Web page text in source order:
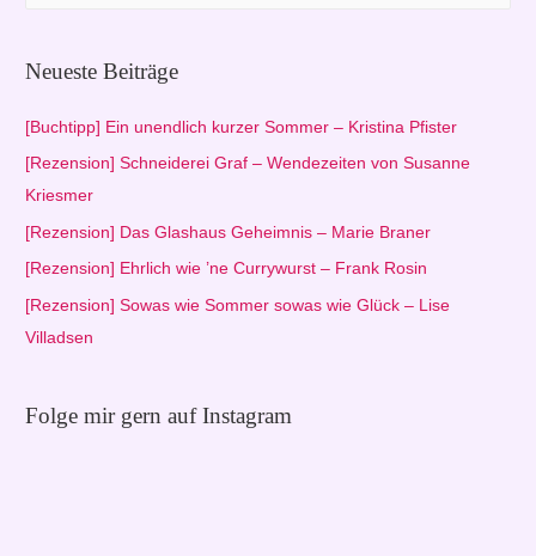
h
n
n
a
c
Neueste Beiträge
[Buchtipp] Ein unendlich kurzer Sommer – Kristina Pfister
[Rezension] Schneiderei Graf – Wendezeiten von Susanne
Kriesmer
[Rezension] Das Glashaus Geheimnis – Marie Braner
[Rezension] Ehrlich wie ’ne Currywurst – Frank Rosin
[Rezension] Sowas wie Sommer sowas wie Glück – Lise
Villadsen
Folge mir gern auf Instagram